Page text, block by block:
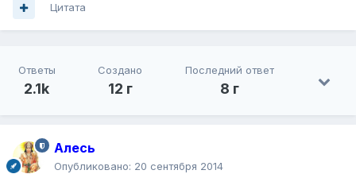
Цитата
Ответы
2.1k
Создано
12 г
Последний ответ
8 г
Алесь
Опубликовано: 20 сентября 2014